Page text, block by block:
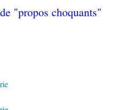
"propos choquants"